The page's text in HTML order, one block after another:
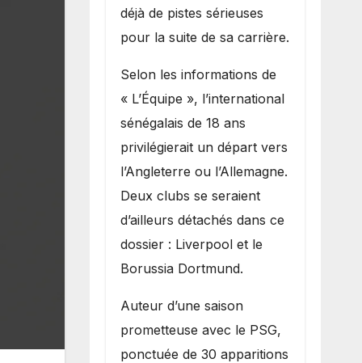
déjà de pistes sérieuses
pour la suite de sa carrière.
Selon les informations de
« L’Équipe », l’international
sénégalais de 18 ans
privilégierait un départ vers
l’Angleterre ou l’Allemagne.
Deux clubs se seraient
d’ailleurs détachés dans ce
dossier : Liverpool et le
Borussia Dortmund.
Auteur d’une saison
prometteuse avec le PSG,
ponctuée de 30 apparitions